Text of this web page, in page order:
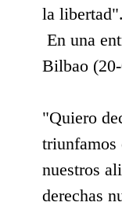
la
En una
Bilbao
"Quiero
triunfamos
nuestros
derechas